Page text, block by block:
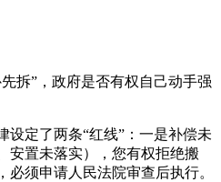
拆”，政府是否有权自己动手强
设定了两条“红线”：一是补偿未
安置未落实），您有权拒绝搬
须申请人民法院审查后执行。